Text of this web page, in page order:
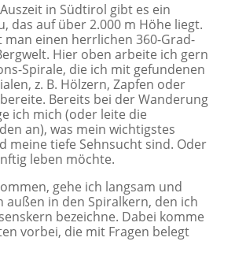
in Südtirol gibt es ein
das auf über 2.000 m Höhe liegt.
man einen herrlichen 360-Grad-
Hier oben arbeite ich gern
Spirale, die ich mit gefundenen
z. B. Hölzern, Zapfen oder
Bereits bei der Wanderung
ich mich (oder leite die
an), was mein wichtigstes
meine tiefe Sehnsucht sind. Oder
leben möchte.
gehe ich langsam und
außen in den Spiralkern, den ich
bezeichne. Dabei komme
vorbei, die mit Fragen belegt